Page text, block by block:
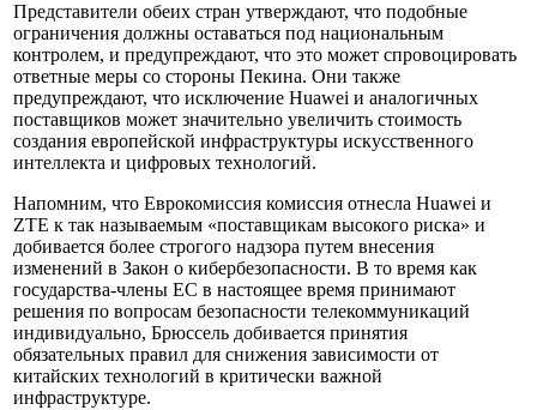
Представители обеих стран утверждают, что подобные
ограничения должны оставаться под национальным
контролем, и предупреждают, что это может спровоцировать
ответные меры со стороны Пекина. Они также
предупреждают, что исключение Huawei и аналогичных
поставщиков может значительно увеличить стоимость
создания европейской инфраструктуры искусственного
интеллекта и цифровых технологий.
Напомним, что Еврокомиссия комиссия отнесла Huawei и
ZTE к так называемым «поставщикам высокого риска» и
добивается более строгого надзора путем внесения
изменений в Закон о кибербезопасности. В то время как
государства-члены ЕС в настоящее время принимают
решения по вопросам безопасности телекоммуникаций
индивидуально, Брюссель добивается принятия
обязательных правил для снижения зависимости от
китайских технологий в критически важной
инфраструктуре.